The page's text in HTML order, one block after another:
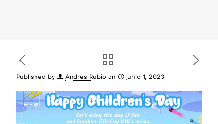
Published by Andres Rubio on junio 1, 2023